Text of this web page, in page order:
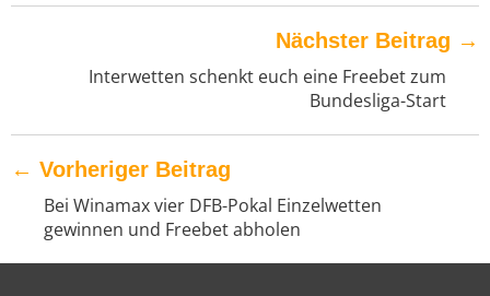
Nächster Beitrag →
Interwetten schenkt euch eine Freebet zum
Bundesliga-Start
← Vorheriger Beitrag
Bei Winamax vier DFB-Pokal Einzelwetten
gewinnen und Freebet abholen